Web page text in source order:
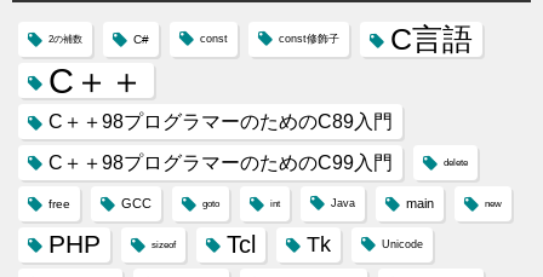
2の補数 C# const const修飾子 C言語
C＋＋
C＋＋98プログラマーのためのC89入門
C＋＋98プログラマーのためのC99入門
delete
free GCC goto int Java main new
PHP sizeof Tcl Tk Unicode